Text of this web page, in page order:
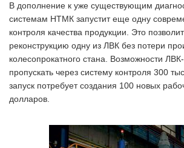
В дополнение к уже существующим
системам НТМК запустит еще одну
контроля качества продукции. Это
реконструкцию одну из ЛВК без потери
колесопрокатного стана. Возможности
пропускать через систему контроля 300
запуск потребует создания 100 новых
долларов.